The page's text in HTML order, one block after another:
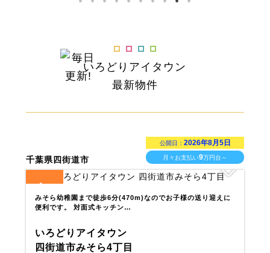
いろどりアイタウン
最新物件
千葉県四街道市
公開日： 2026年8月5日
月々お支払い9万円台～
1
みそら幼稚園まで徒歩6分(470m)なのでお子様の送り迎えに
便利です。 対面式キッチン…
いろどりアイタウン
四街道市みそら4丁目